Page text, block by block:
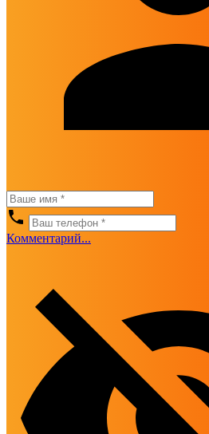
Комментарий...